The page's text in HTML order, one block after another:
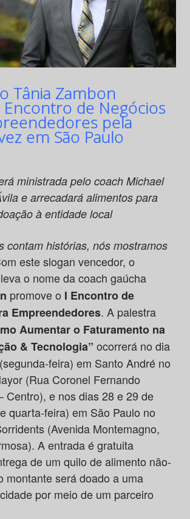
Tânia Zambon
de Negócios
pela
em São Paulo
ministrada pelo coach Michael
e arrecadará alimentos para
à entidade local
contam histórias, nós mostramos
este slogan vencedor, o
o nome da coach gaúcha
promove o I Encontro de
Empreendedores. A palestra
Aumentar o Faturamento na
& Tecnologia” ocorrerá no dia
feira) em Santo André no
(Rua Coronel Fernando
Centro), e nos dias 28 e 29 de
quarta-feira) em São Paulo no
(Avenida Montemagno,
A entrada é gratuita
de um quilo de alimento não-
montante será doado a uma
por meio de um parceiro